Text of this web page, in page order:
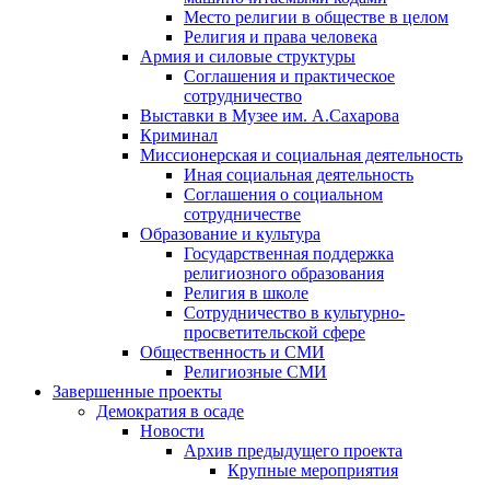
Место религии в обществе в целом
Религия и права человека
Армия и силовые структуры
Соглашения и практическое
сотрудничество
Выставки в Музее им. А.Сахарова
Криминал
Миссионерская и социальная деятельность
Иная социальная деятельность
Соглашения о социальном
сотрудничестве
Образование и культура
Государственная поддержка
религиозного образования
Религия в школе
Сотрудничество в культурно-
просветительской сфере
Общественность и СМИ
Религиозные СМИ
Завершенные проекты
Демократия в осаде
Новости
Архив предыдущего проекта
Крупные мероприятия